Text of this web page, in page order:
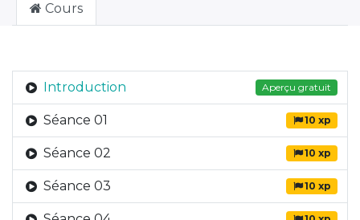
Cours
Introduction Aperçu gratuit
Séance 01 10 xp
Séance 02 10 xp
Séance 03 10 xp